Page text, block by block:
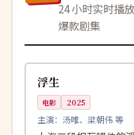
24 小时实时播
爆款剧集
中国
浮生
电影 2025
主演： 汤唯、梁朝伟 等